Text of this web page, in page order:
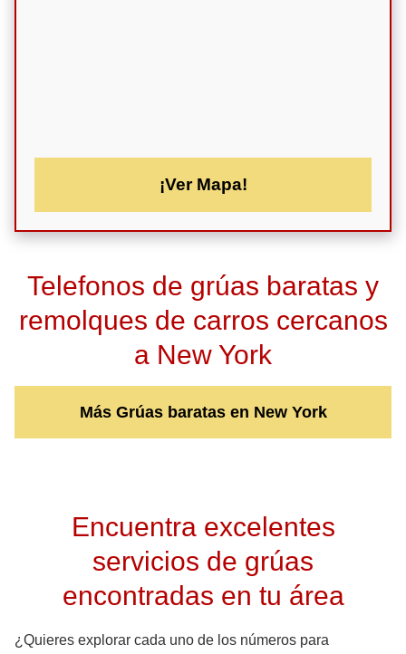
¡Ver Mapa!
Telefonos de grúas baratas y
remolques de carros cercanos
a New York
Más Grúas baratas en New York
Encuentra excelentes
servicios de grúas
encontradas en tu área
¿Quieres explorar cada uno de los números para